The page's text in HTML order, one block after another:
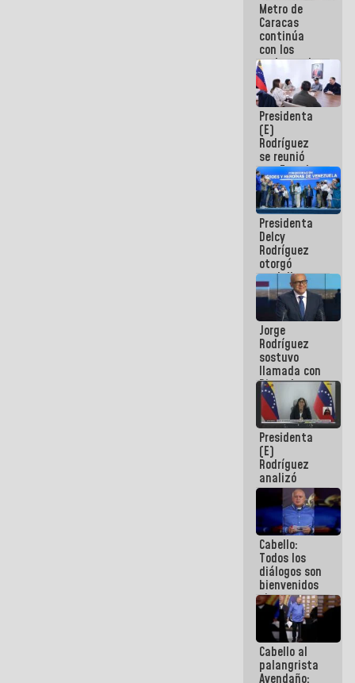
Metro de
Caracas
continúa
con los
trabajos de
mantenimiento
e inspección
en la Línea 2
Presidenta
(E)
Rodríguez
se reunió
con Estado
Mayor
Eléctrico
para
abordar
planes de
acción
Presidenta
Delcy
Rodríguez
otorgó
medalla
"Héroe de
Venezuela"
a servidores
públicos
Jorge
Rodríguez
sostuvo
llamada con
Dinorah
Figuera y
acuerdan
primer
encuentro
presencial
para el
diálogo
Presidenta
(E)
Rodríguez
analizó
junto a
gobernadores
planes de
recuperación
del Sistema
Eléctrico
Nacional
Cabello:
Todos los
diálogos son
bienvenidos
siempre que
estén en el
marco de la
Constitución
de la
República
Cabello al
palangrista
Avendaño: